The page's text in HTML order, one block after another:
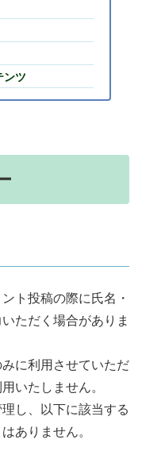
ンツ
ト投稿の際に氏名・
ただく場合がありま
に利用させていただ
いたしません。
し、以下に該当する
ありません。